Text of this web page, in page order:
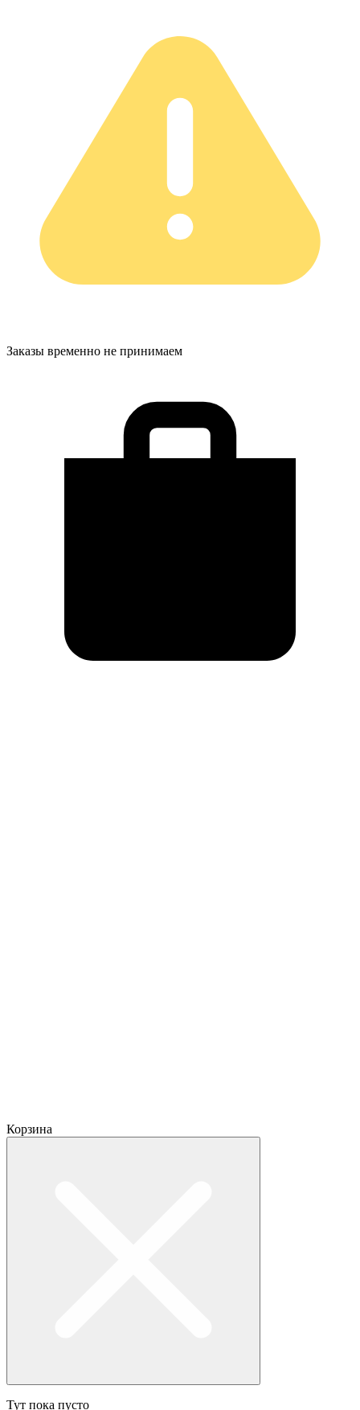
Заказы временно не принимаем
Корзина
Тут пока пусто